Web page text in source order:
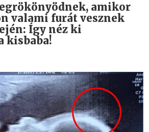
amikor
valami furát vesznek
Így néz ki
kisbaba!